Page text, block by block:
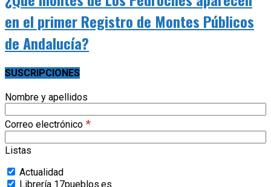
en el primer Registro de Montes Públicos
de Andalucía?
SUSCRIPCIONES
Nombre y apellidos
Correo electrónico *
Listas
Actualidad
Librería 17pueblos.es